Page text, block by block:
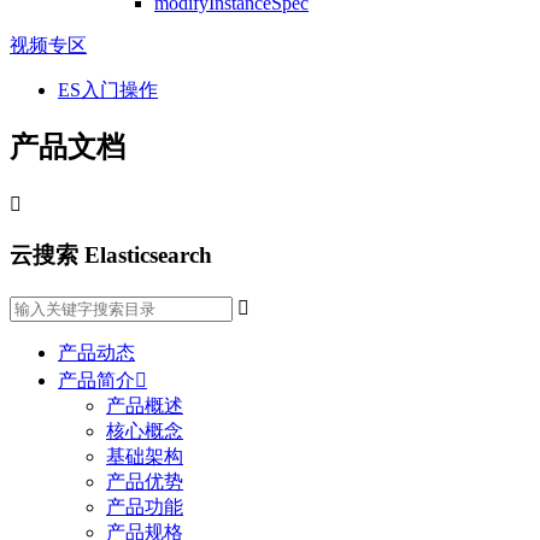
视频专区
ES入门操作
产品文档

云搜索 Elasticsearch

产品动态
产品简介
产品概述
核心概念
基础架构
产品优势
产品功能
产品规格